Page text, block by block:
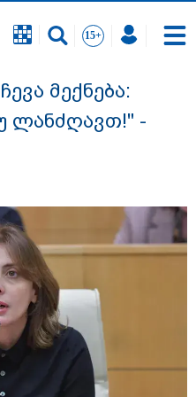
მოსალოდნელია
სააგენტოს
რეგიონებში უნდა
და ქარის
მექნება:
ლანძღავთ!" -